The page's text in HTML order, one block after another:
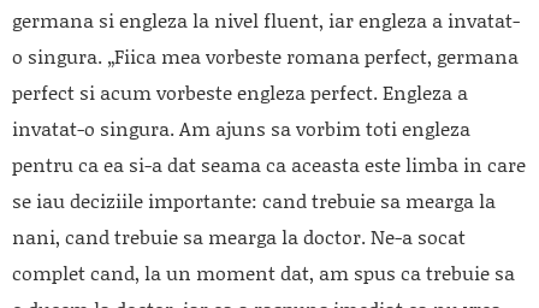
germana si engleza la nivel fluent, iar engleza a invatat-
o singura. „Fiica mea vorbeste romana perfect, germana
perfect si acum vorbeste engleza perfect. Engleza a
invatat-o singura. Am ajuns sa vorbim toti engleza
pentru ca ea si-a dat seama ca aceasta este limba in care
se iau deciziile importante: cand trebuie sa mearga la
nani, cand trebuie sa mearga la doctor. Ne-a socat
complet cand, la un moment dat, am spus ca trebuie sa